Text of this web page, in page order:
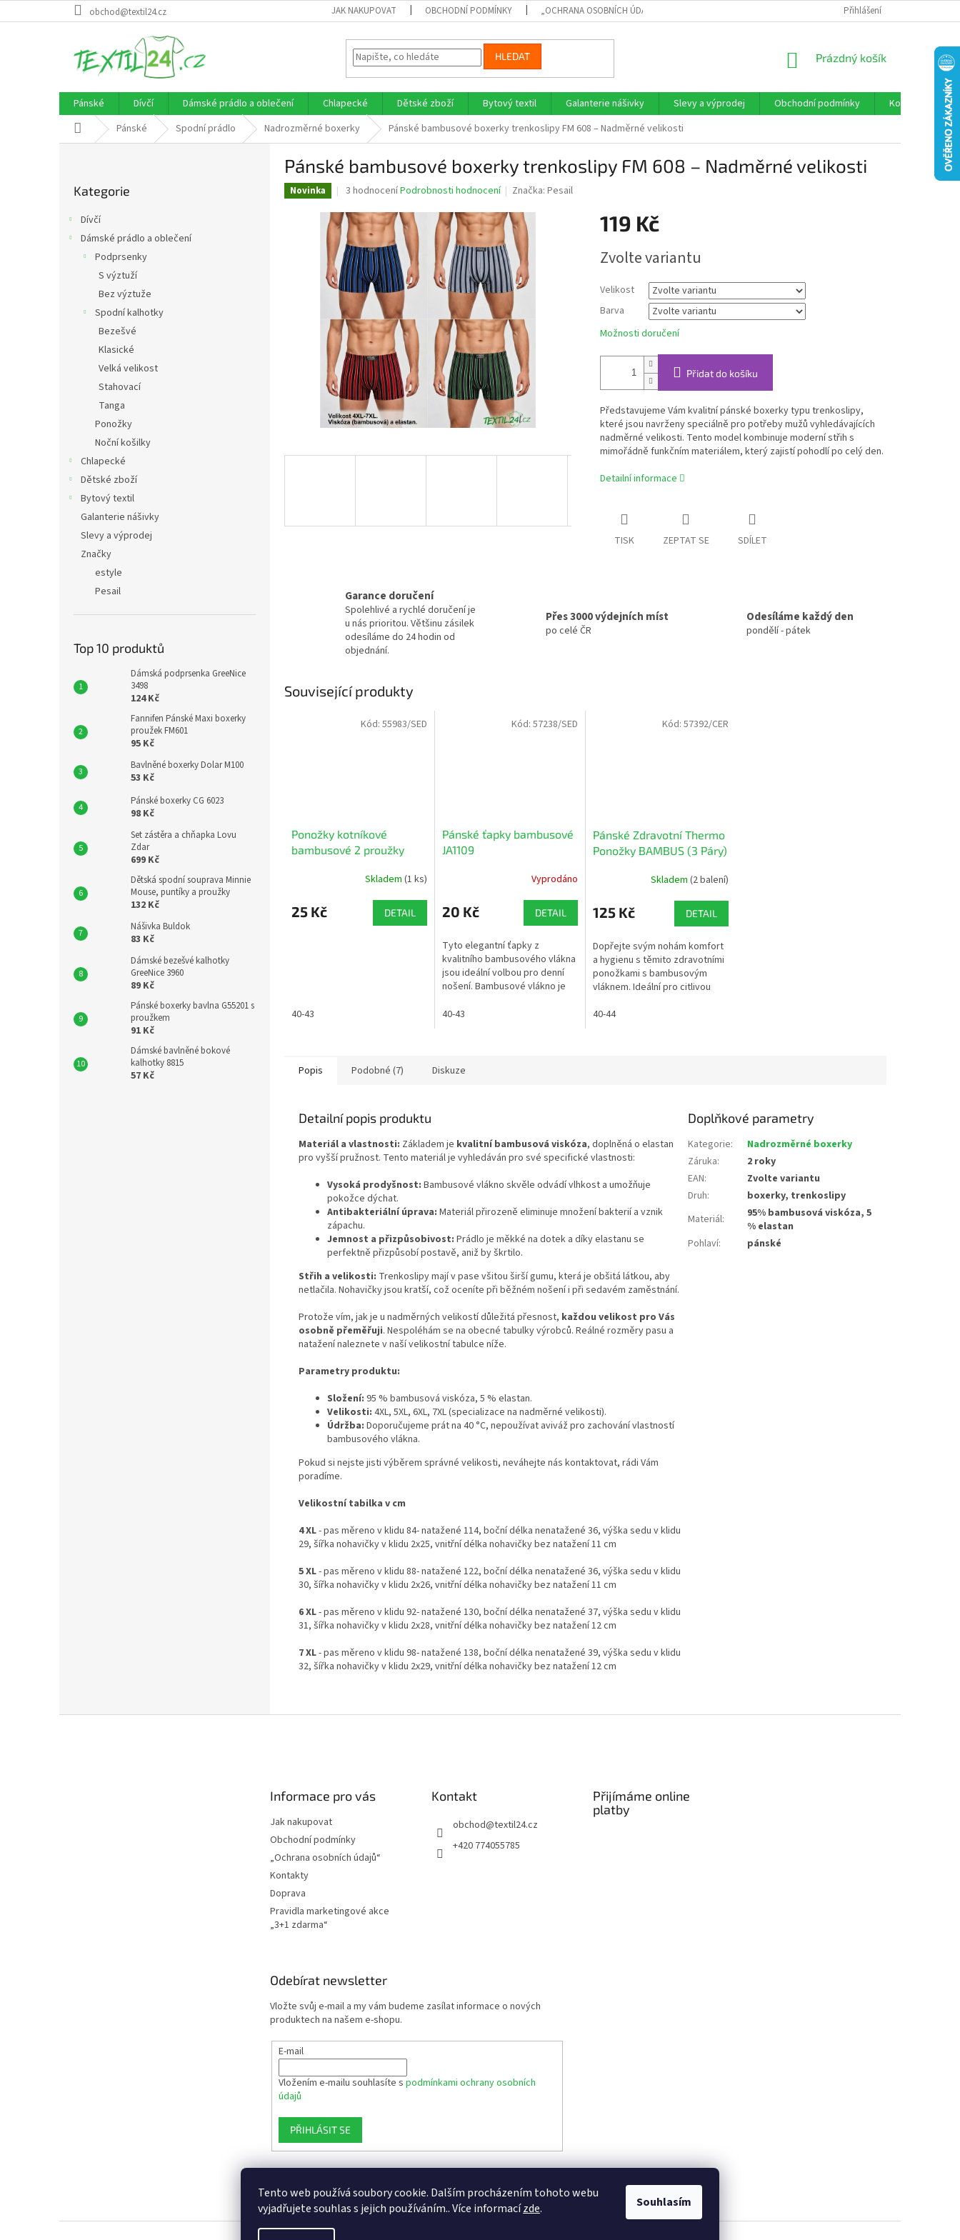
Tento web používá soubory cookie. Dalším procházením tohoto webu
vyjadřujete souhlas s jejich používáním.. Více informacízde. Souhlasím
na
obchod@textil24.cz JAK NAKUPOVAT OBCHODNÍ PODMÍNKY „OCHRANA OSOBNÍCH ÚDAJŮ“ PRAVIDLA MARKETINGOVÉ
Přihlášení
HLEDAT
NÁKUPNÍ
Prázdný košík
Pánské Dívčí Dámské prádlo a oblečení Chlapecké Dětské zboží Bytový textil Galanterie nášivky Slevy a výprodej Obchodní podmínky Kontakty
Domů Pánské Spodní prádlo Nadrozměrné boxerky Pánské bambusové boxerky trenkoslipy FM 608 – Nadměrné velikosti
kategorie
Kategorie
Dívčí
Dámské prádlo a oblečení
Podprsenky
S výztuží
Bez výztuže
Spodní kalhotky
Bezešvé
Klasické
Velká velikost
Stahovací
Tanga
Ponožky
Noční košilky
Chlapecké
Dětské zboží
Bytový textil
Galanterie nášivky
Slevy a výprodej
Značky
estyle
Pesail
Top 10 produktů
Dámská podprsenka GreeNice
3498
124 Kč
Fannifen Pánské Maxi boxerky
proužek FM601
95 Kč
Bavlněné boxerky Dolar M100
53 Kč
Pánské boxerky CG 6023
98 Kč
Set zástěra a chňapka Lovu
Zdar
699 Kč
Dětská spodní souprava Minnie
Mouse, puntíky a proužky
132 Kč
Nášivka Buldok
83 Kč
Dámské bezešvé kalhotky
GreeNice 3960
89 Kč
Pánské boxerky bavlna G55201 s
proužkem
91 Kč
Dámské bavlněné bokové
kalhotky 8815
57 Kč
Pánské bambusové boxerky trenkoslipy FM 608 – Nadměrné velikosti
Novinka
Průměrné
produktu
je
5,0
z
5
hvězdiček.
3 hodnoceníPodrobnosti hodnocení Značka:Pesail
119 Kč
cena:
Zvolte variantu
Velikost
Barva
Možnosti doručení
Přidat do košíku
Představujeme Vám kvalitní pánské boxerky typu trenkoslipy,
které jsou navrženy speciálně pro potřeby mužů vyhledávajících
nadměrné velikosti. Tento model kombinuje moderní střih s
mimořádně funkčním materiálem, který zajistí pohodlí po celý den.
Detailní informace
TISK ZEPTAT SE SDÍLET
Garance doručení
Spolehlivé a rychlé doručení je
u nás prioritou. Většinu zásilek
odesíláme do 24 hodin od
objednání.
Přes 3000 výdejních míst
po celé ČR
Odesíláme každý den
pondělí - pátek
Související produkty
Ponožky kotníkové
bambusové 2 proužky
Skladem (1 ks)
25 Kč DETAIL
40-43
Kód: 55983/SED
Pánské ťapky bambusové
JA1109
Vyprodáno
20 Kč DETAIL
Tyto elegantní ťapky z
kvalitního bambusového vlákna
jsou ideální volbou pro denní
nošení. Bambusové vlákno je
antibakteriální, takže vaše
40-43
Kód: 57238/SED
Pánské Zdravotní Thermo
Ponožky BAMBUS (3 Páry)
produktu
je
z
5
hvězdiček.
Skladem(2 balení)
125 Kč DETAIL
Dopřejte svým nohám komfort
a hygienu s těmito zdravotními
ponožkami s bambusovým
vláknem. Ideální pro citlivou
40-44
Kód:57392/CER
Popis Podobné (7) Diskuze
Detailní popis produktu
Materiál a vlastnosti: Základem je kvalitní bambusová viskóza, doplněná o elastan
pro vyšší pružnost. Tento materiál je vyhledáván pro své specifické vlastnosti:
Vysoká prodyšnost: Bambusové vlákno skvěle odvádí vlhkost a umožňuje
pokožce dýchat.
Antibakteriální úprava: Materiál přirozeně eliminuje množení bakterií a vznik
zápachu.
Jemnost a přizpůsobivost: Prádlo je měkké na dotek a díky elastanu se
perfektně přizpůsobí postavě, aniž by škrtilo.
Střih a velikosti: Trenkoslipy mají v pase všitou širší gumu, která je obšitá látkou, aby
netlačila. Nohavičky jsou kratší, což oceníte při běžném nošení i při sedavém zaměstnání.
Protože vím, jak je u nadměrných velikostí důležitá přesnost, každou velikost pro Vás
osobně přeměřuji. Nespoléhám se na obecné tabulky výrobců. Reálné rozměry pasu a
natažení naleznete v naší velikostní tabulce níže.
Parametry produktu:
Složení: 95 % bambusová viskóza, 5 % elastan.
Velikosti: 4XL, 5XL, 6XL, 7XL (specializace na nadměrné velikosti).
Údržba: Doporučujeme prát na 40 °C, nepoužívat aviváž pro zachování vlastností
bambusového vlákna.
Pokud si nejste jisti výběrem správné velikosti, neváhejte nás kontaktovat, rádi Vám
poradíme.
Velikostní tabilka v cm
4 XL- pas měreno v klidu 84- natažené 114, boční délka nenatažené 36, výška sedu v klidu
29, šířka nohavičky v klidu 2x25, vnitřní délka nohavičky bez natažení 11 cm
5 XL- pas měreno v klidu 88- natažené 122, boční délka nenatažené 36, výška sedu v klidu
30, šířka nohavičky v klidu 2x26, vnitřní délka nohavičky bez natažení 11 cm
6 XL- pas měreno v klidu 92- natažené 130, boční délka nenatažené 37, výška sedu v klidu
31, šířka nohavičky v klidu 2x28, vnitřní délka nohavičky bez natažení 12 cm
7 XL- pas měreno v klidu 98- natažené 138, boční délka nenatažené 39, výška sedu v klidu
32, šířka nohavičky v klidu 2x29, vnitřní délka nohavičky bez natažení 12 cm
Doplňkové parametry
Kategorie:
Nadrozměrné boxerky
Záruka:
2 roky
EAN:
Zvolte variantu
Druh:
boxerky, trenkoslipy
Materiál:
95% bambusová viskóza, 5
% elastan
Pohlaví: pánské
Informace pro vás
Jak nakupovat
Obchodní podmínky
„Ochrana osobních údajů“
Kontakty
Doprava
Pravidla marketingové akce
„3+1 zdarma“
Kontakt
obchod@textil24.cz
+420 774055785
Přijímáme online
platby
Odebírat newsletter
Vložte svůj e-mail a my vám budeme zasílat informace o nových
produktech na našem e-shopu.
E-mail
Vložením e-mailu souhlasíte s podmínkami ochrany osobních
údajů
PŘIHLÁSIT SE